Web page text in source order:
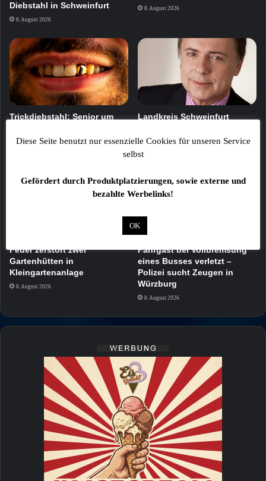
Diebstahl in Schweinfurt
8. August 2026
8. August 2026
Trickdiebstahl: Senior um
Euro gebracht
Landkreis Schweinfurt
Leitherer
Feuer zerstört zwei
Gartenhütten in
Kleingartenanlage
8. August 2026
Fahrgast bei Vollbremsung
eines Busses verletzt –
Polizei sucht Zeugen in
Würzburg
8. August 2026
Diese Seite benutzt nur essenzielle Cookies für unseren Service
selbst
Gefördert durch Produktplatzierungen, sowie externe und
bezahlte Werbelinks!
OK